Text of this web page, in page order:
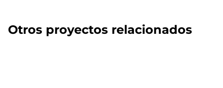
Otros proyectos relacionados